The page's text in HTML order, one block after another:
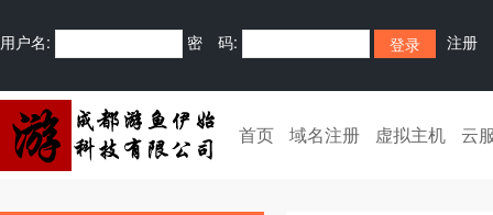
用户名: 密 码: 注册
首页 域名注册 虚拟主机 云